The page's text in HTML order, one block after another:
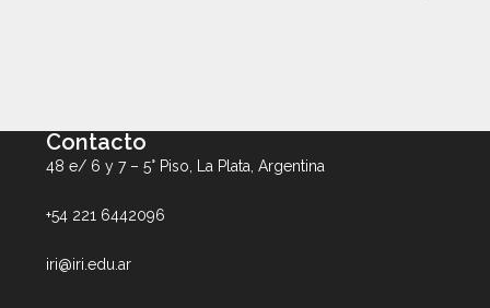
Contacto
48 e/ 6 y 7 – 5° Piso, La Plata, Argentina
+54 221 6442096
iri@iri.edu.ar